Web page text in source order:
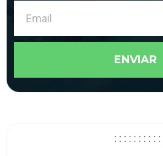
ENVIAR